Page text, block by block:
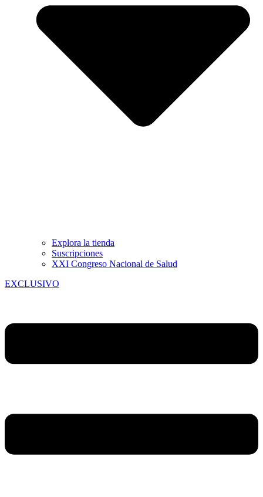
Explora la tienda
Suscripciones
XXI Congreso Nacional de Salud
EXCLUSIVO